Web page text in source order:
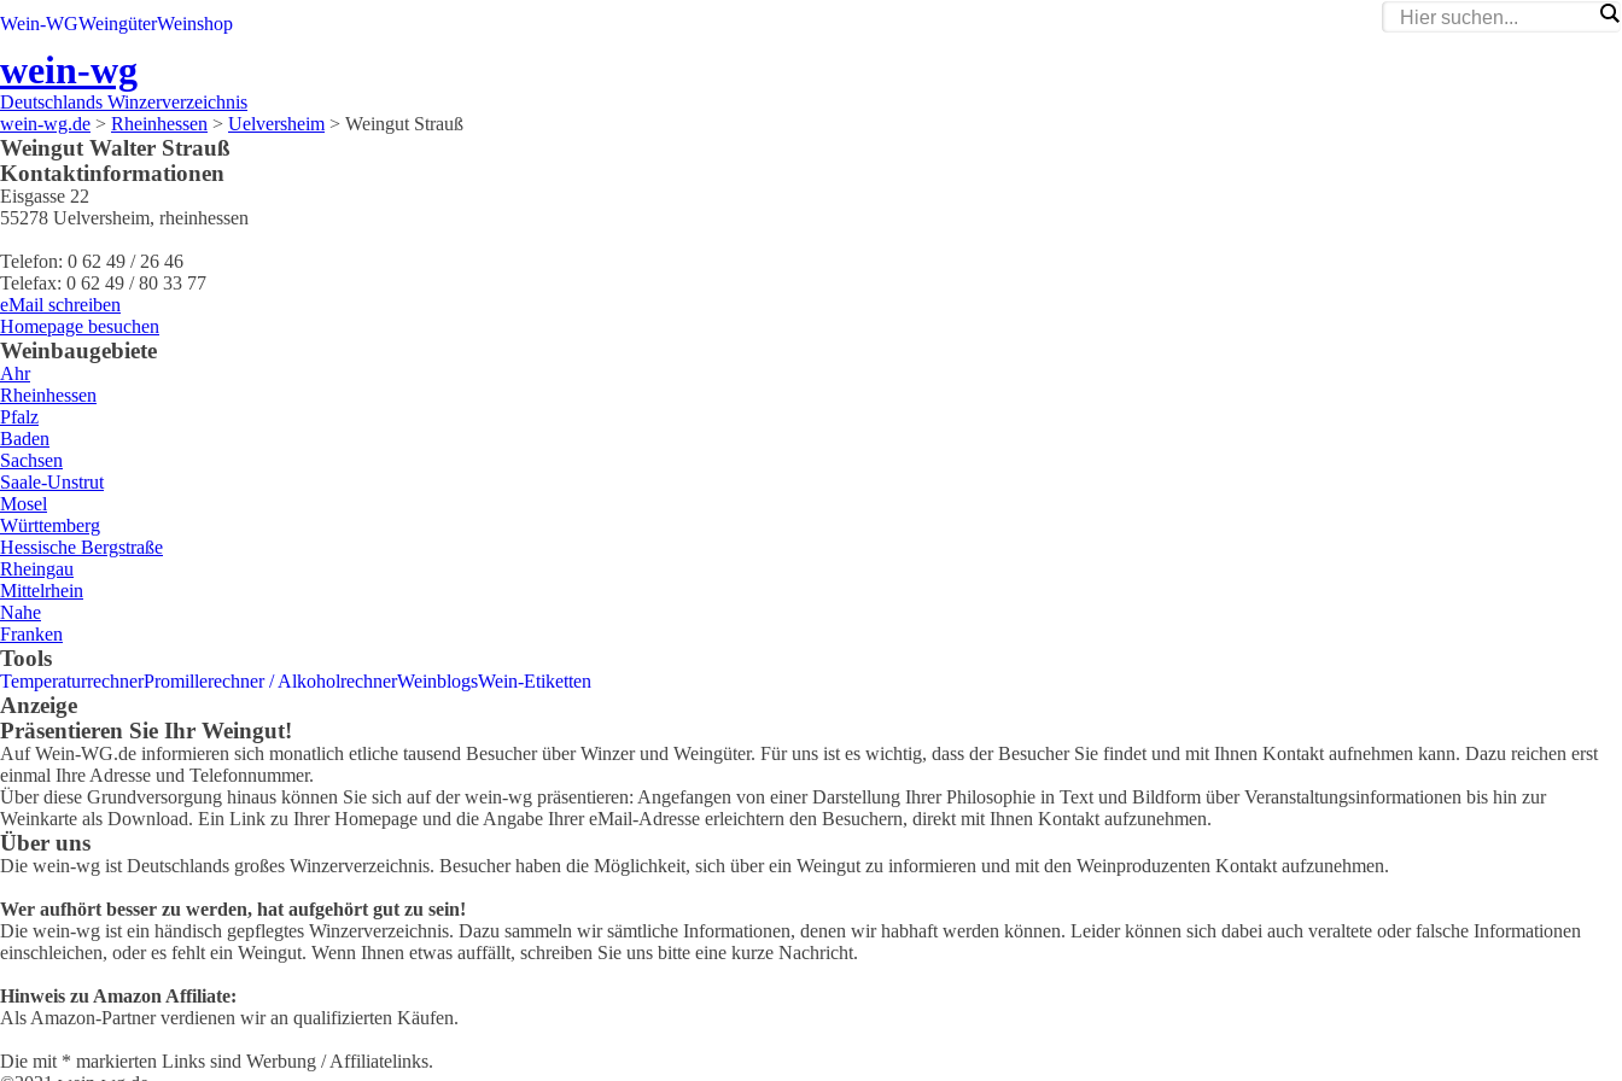
Wein-WGWeingüterWeinshop
wein-wg
Deutschlands Winzerverzeichnis
wein-wg.de > Rheinhessen > Uelversheim > Weingut Strauß
Weingut Walter Strauß
Kontaktinformationen
Eisgasse 22
55278 Uelversheim, rheinhessen
Telefon: 0 62 49 / 26 46
Telefax: 0 62 49 / 80 33 77
eMail schreiben
Homepage besuchen
Weinbaugebiete
Ahr
Rheinhessen
Pfalz
Baden
Sachsen
Saale-Unstrut
Mosel
Württemberg
Hessische Bergstraße
Rheingau
Mittelrhein
Nahe
Franken
Tools
TemperaturrechnerPromillerechner / AlkoholrechnerWeinblogsWein-Etiketten
Anzeige
Präsentieren Sie Ihr Weingut!
Auf Wein-WG.de informieren sich monatlich etliche tausend Besucher über Winzer und Weingüter. Für uns ist es wichtig, dass der Besucher Sie findet und mit Ihnen Kontakt aufnehmen kann. Dazu reichen erst
einmal Ihre Adresse und Telefonnummer.
Über diese Grundversorgung hinaus können Sie sich auf der wein-wg präsentieren: Angefangen von einer Darstellung Ihrer Philosophie in Text und Bildform über Veranstaltungsinformationen bis hin zur
Weinkarte als Download. Ein Link zu Ihrer Homepage und die Angabe Ihrer eMail-Adresse erleichtern den Besuchern, direkt mit Ihnen Kontakt aufzunehmen.
Über uns
Die wein-wg ist Deutschlands großes Winzerverzeichnis. Besucher haben die Möglichkeit, sich über ein Weingut zu informieren und mit den Weinproduzenten Kontakt aufzunehmen.
Wer aufhört besser zu werden, hat aufgehört gut zu sein!
Die wein-wg ist ein händisch gepflegtes Winzerverzeichnis. Dazu sammeln wir sämtliche Informationen, denen wir habhaft werden können. Leider können sich dabei auch veraltete oder falsche Informationen
einschleichen, oder es fehlt ein Weingut. Wenn Ihnen etwas auffällt, schreiben Sie uns bitte eine kurze Nachricht.
Hinweis zu Amazon Affiliate:
Als Amazon-Partner verdienen wir an qualifizierten Käufen.
Die mit * markierten Links sind Werbung / Affiliatelinks.